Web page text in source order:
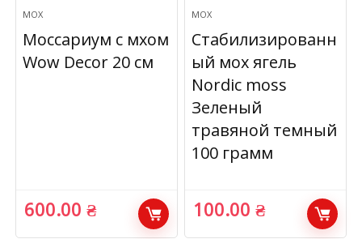
МОХ
Моссариум с мхом
Wow Decor 20 см
600.00₴
МОХ
Стабилизированн
ый мох ягель
Nordic moss
Зеленый
травяной темный
100 грамм
100.00₴